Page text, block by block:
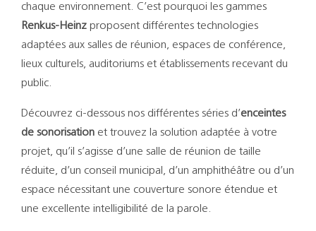
chaque environnement. C’est pourquoi les gammes
Renkus-Heinz proposent différentes technologies
adaptées aux salles de réunion, espaces de conférence,
lieux culturels, auditoriums et établissements recevant du
public.
Découvrez ci-dessous nos différentes séries d’enceintes
de sonorisation et trouvez la solution adaptée à votre
projet, qu’il s’agisse d’une salle de réunion de taille
réduite, d’un conseil municipal, d’un amphithéâtre ou d’un
espace nécessitant une couverture sonore étendue et
une excellente intelligibilité de la parole.